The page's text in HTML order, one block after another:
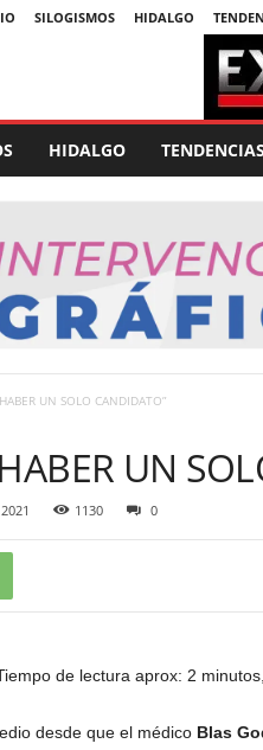
SILOGISMOS HIDALGO
HIDALGO TENDENCIAS
UN SOLO CANDIDATO”
UN
1130 0
de lectura aprox: 2
desde que el médico Blas